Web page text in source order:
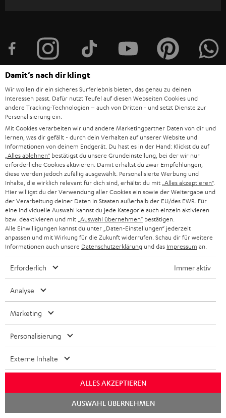
e
r
n
m
e
l
d
u
n
g
Kategorien
HEIMKINO
HEIMKINO-KOMPLETTANLAGEN
SOUNDBAR
HIFI-LAUTSPRECHER
SMART HOME
BLUETOOTH-LAUTSPRECHER
KOPFHÖRER
BLUETOOTH-KOPFHÖRER
STEREOANLAGEN
LAUTSPRECHER
ULTIMA-SERIE
IN-EAR-KOPFHÖRER
FANSHOP
NEUHEITEN
Unternehmen
SUPPORT
KARRIERE
PRESSE & MARKETING
GESCHÄFTSKUNDEN
PARTNERPROGRAMM
BLOG
NEWSLETTER
UNSER MANAGEMENT
Teufel Onlineshops
DEUTSCHLAND
ÖSTERREICH
SCHWEIZ
NIEDERLANDE
BELGIEN
FRANKREICH
POLEN
SPANIEN
Technische Änderungen, Tippfehler und Irrtum vorbehalten. Das auf unseren
Damit‘s nach dir klingt
Wir wollen dir ein sicheres Surferlebnis bieten, das genau zu deinen
Interessen passt. Dafür nutzt Teufel auf diesen Webseiten Cookies und
andere Tracking-Technologien – auch von Dritten - und setzt Dienste zur
Personalisierung ein.
Mit Cookies verarbeiten wir und andere Marketingpartner Daten von dir und
lernen, was dir gefällt - durch dein Verhalten auf unserer Website und
Informationen von deinem Endgerät. Du hast es in der Hand: Klickst du auf
„Alles ablehnen“ bestätigst du unsere Grundeinstellung, bei der wir nur
erforderliche Cookies aktivieren. Damit erhältst du zwar Empfehlungen,
diese werden jedoch zufällig ausgewählt. Personalisierte Werbung und
Inhalte, die wirklich relevant für dich sind, erhältst du mit „Alles akzeptieren“.
Hier willigst du der Verwendung aller Cookies ein sowie der Weitergabe und
der Verarbeitung deiner Daten in Staaten außerhalb der EU/des EWR. Für
eine individuelle Auswahl kannst du jede Kategorie auch einzeln aktivieren
bzw. deaktivieren und mit „Auswahl übernehmen“ bestätigen.
Alle Einwilligungen kannst du unter „Daten-Einstellungen“ jederzeit
anpassen und mit Wirkung für die Zukunft widerrufen. Schau dir für weitere
Informationen auch unsere Datenschutzerklärung und das Impressum an.
Erforderlich Immer aktiv
Analyse
Marketing
Personalisierung
Externe Inhalte
ALLES AKZEPTIEREN
AUSWAHL ÜBERNEHMEN